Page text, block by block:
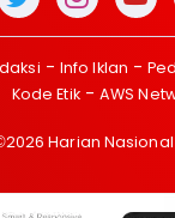
Info Iklan
Kode Etik
AWS
Harian Nasional